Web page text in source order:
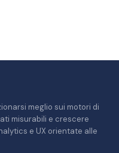
meglio sui motori di
misurabili e crescere
e UX orientate alle